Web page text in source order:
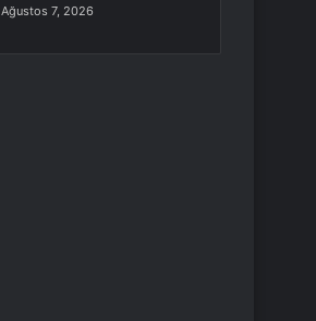
Ağustos 7, 2026